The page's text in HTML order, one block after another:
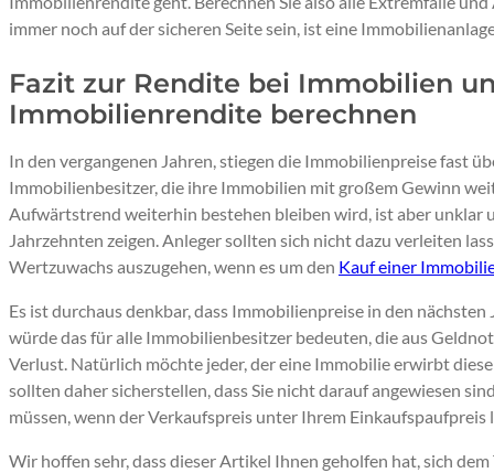
immer noch auf der sicheren Seite sein, ist eine
Fazit zur Rendite bei Immobilien
Immobilienrendite berechnen
In den vergangenen Jahren, stiegen die Immobilienpreise fast
Immobilienbesitzer, die ihre Immobilien mit großem Gewinn
Aufwärtstrend weiterhin bestehen bleiben wird, ist aber unklar
Jahrzehnten zeigen. Anleger sollten sich nicht dazu verleiten
Wertzuwachs auszugehen, wenn es um den Kauf einer
Es ist durchaus denkbar, dass Immobilienpreise in den
würde das für alle Immobilienbesitzer bedeuten, die aus
Verlust. Natürlich möchte jeder, der eine Immobilie erwirbt
sollten daher sicherstellen, dass Sie nicht darauf angewiesen
müssen, wenn der Verkaufspreis unter Ihrem Einkaufspaufpreis
Wir hoffen sehr, dass dieser Artikel Ihnen geholfen hat, sich